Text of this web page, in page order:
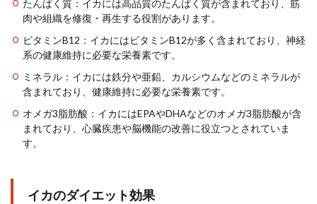
たんぱく質：イカには高品質のたんぱく質が含まれており、筋
肉や組織を修復・再生する役割があります。
ビタミンB12：イカにはビタミンB12が多く含まれており、神経
系の健康維持に必要な栄養素です。
ミネラル：イカには鉄分や亜鉛、カルシウムなどのミネラルが
含まれており、健康維持に必要な栄養素です。
オメガ3脂肪酸：イカにはEPAやDHAなどのオメガ3脂肪酸が含
まれており、心臓疾患や脳機能の改善に役立つとされていま
す。
イカのダイエット効果
検索